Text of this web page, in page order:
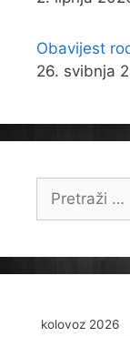
Obavijest
26. svibnja
kolovoz 2026